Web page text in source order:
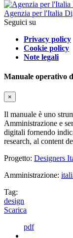
Agenzia per l'Italia
Seguici su
Privacy policy
Cookie policy
Note legali
Manuale operativo
×
Il manuale è uno
Amministrazione e
digitali fornendo
research, al content
Progetto: Designers
Amministrazione:
Tag:
design
Scarica
pdf